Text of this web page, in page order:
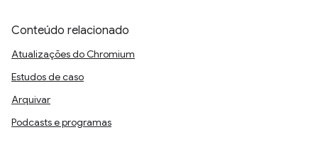
Conteúdo relacionado
Atualizações do Chromium
Estudos de caso
Arquivar
Podcasts e programas